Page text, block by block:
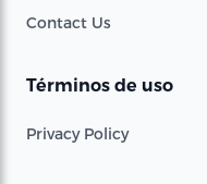
Contact Us
Términos de uso
Privacy Policy